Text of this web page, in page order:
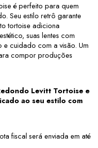
é perfeito para quem
Seu estilo retrô garante
tortoise adiciona
suas lentes com
cuidado com a visão. Um
compor produções
Levitt Tortoise e
ao seu estilo com
fiscal será enviada em até